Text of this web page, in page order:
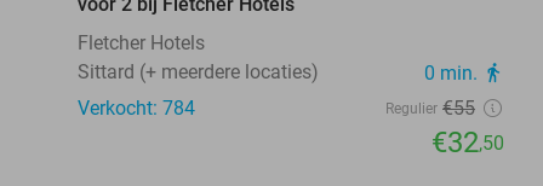
voor 2 bij Fletcher Hotels
Fletcher Hotels
Sittard (+ meerdere locaties)
0 min. directions_walk
Verkocht: 784 Regulier €55
€32,50